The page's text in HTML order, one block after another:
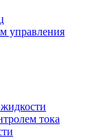
управления
тока